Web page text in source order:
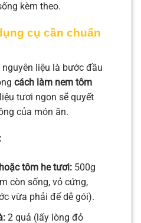
kèm theo.
cụ cần chuẩn
liệu là bước đầu
cách làm nem tôm
tươi ngon sẽ quyết
của món ăn.
tôm he tươi:500g
còn sống, vỏ cứng,
vừa phải để dễ gói).
2 quả (lấy lòng đỏ